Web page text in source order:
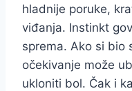
hladnije poruke,
viđanja. Instinkt
sprema. Ako si bio
očekivanje može
ukloniti bol. Čak i